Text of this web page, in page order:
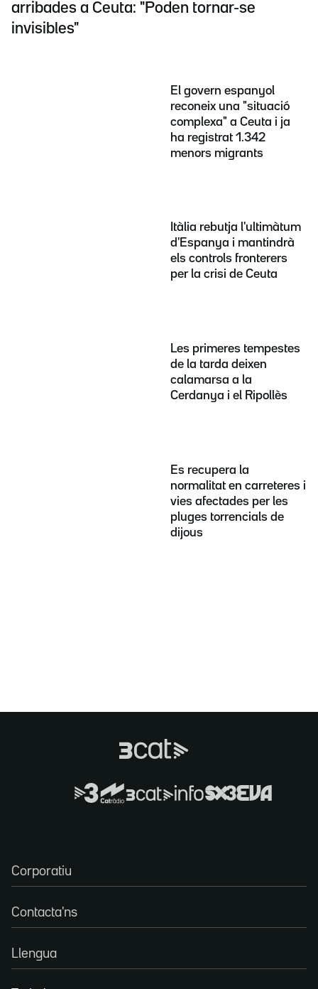
arribades a Ceuta: "Poden tornar-se
invisibles"
El govern espanyol
reconeix una "situació
complexa" a Ceuta i ja
ha registrat 1.342
menors migrants
Itàlia rebutja l'ultimàtum
d'Espanya i mantindrà
els controls fronterers
per la crisi de Ceuta
Les primeres tempestes
de la tarda deixen
calamarsa a la
Cerdanya i el Ripollès
Es recupera la
normalitat en carreteres i
vies afectades per les
pluges torrencials de
dijous
Corporatiu
Contacta'ns
Llengua